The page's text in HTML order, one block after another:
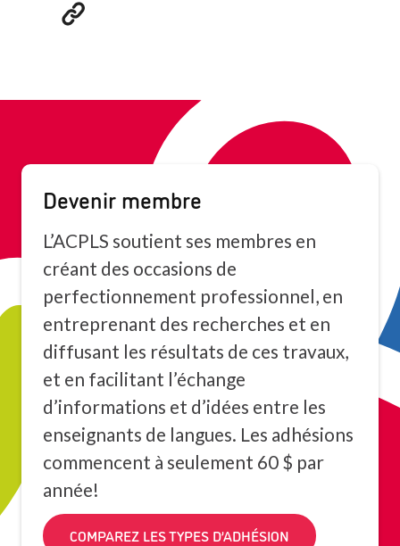
Devenir membre
L’ACPLS soutient ses membres en
créant des occasions de
perfectionnement professionnel, en
entreprenant des recherches et en
diffusant les résultats de ces travaux,
et en facilitant l’échange
d’informations et d’idées entre les
enseignants de langues. Les adhésions
commencent à seulement 60 $ par
année!
COMPAREZ LES TYPES D’ADHÉSION